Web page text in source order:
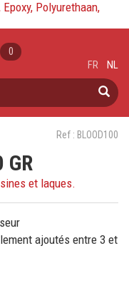
0
FR NL
Ref : BLOOD100
GR
et laques.
ajoutés entre 3 et